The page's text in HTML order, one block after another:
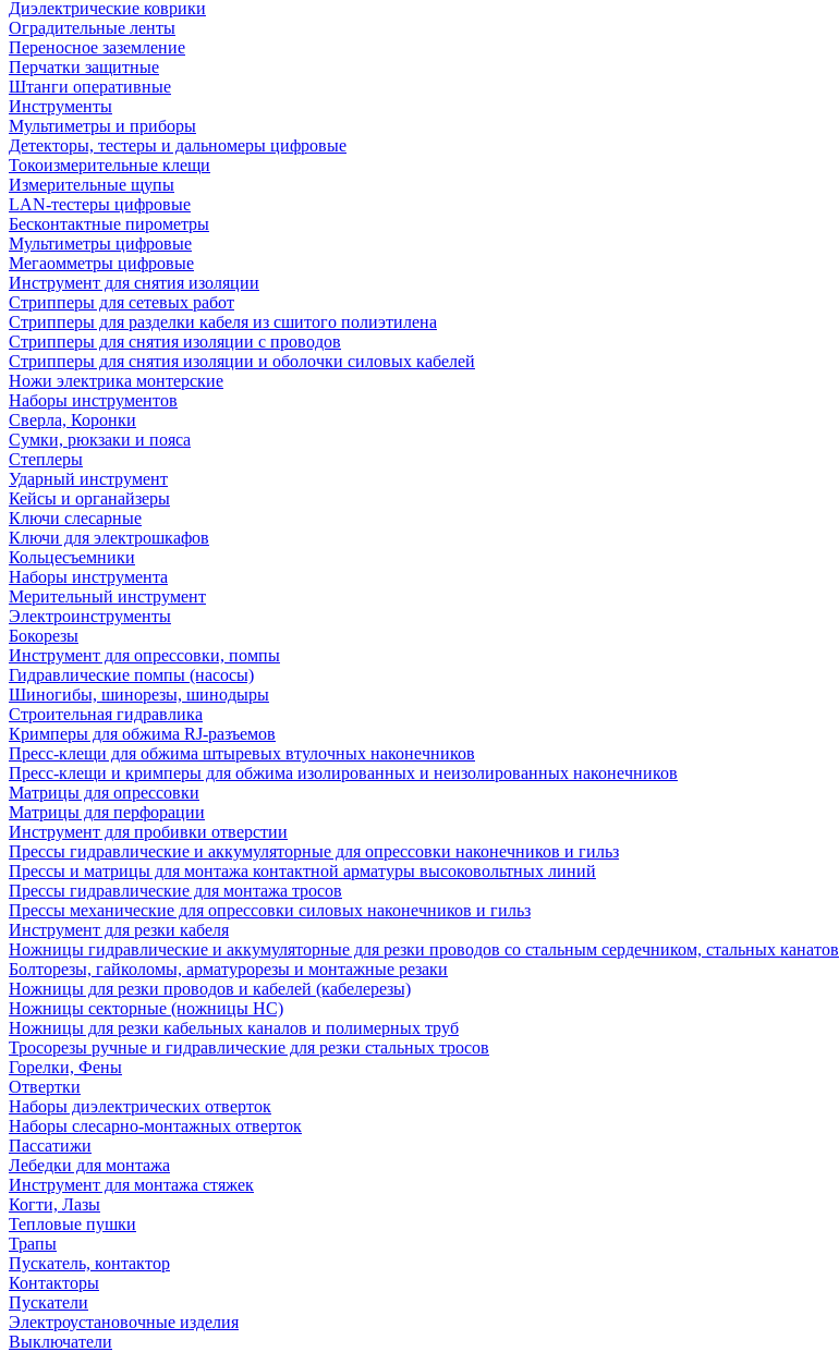
Диэлектрические коврики
Оградительные ленты
Переносное заземление
Перчатки защитные
Штанги оперативные
Инструменты
Мультиметры и приборы
Детекторы, тестеры и дальномеры цифровые
Токоизмерительные клещи
Измерительные щупы
LAN-тестеры цифровые
Бесконтактные пирометры
Мультиметры цифровые
Мегаомметры цифровые
Инструмент для снятия изоляции
Стрипперы для сетевых работ
Стрипперы для разделки кабеля из сшитого полиэтилена
Cтрипперы для снятия изоляции с проводов
Стрипперы для снятия изоляции и оболочки силовых кабелей
Ножи электрика монтерские
Наборы инструментов
Сверла, Коронки
Сумки, рюкзаки и пояса
Степлеры
Ударный инструмент
Кейсы и органайзеры
Ключи слесарные
Ключи для электрошкафов
Кольцесъемники
Наборы инструмента
Мерительный инструмент
Электроинструменты
Бокорезы
Инструмент для опрессовки, помпы
Гидравлические помпы (насосы)
Шиногибы, шинорезы, шинодыры
Строительная гидравлика
Кримперы для обжима RJ-разъемов
Пресс-клещи для обжима штыревых втулочных наконечников
Пресс-клещи и кримперы для обжима изолированных и неизолированных наконечников
Матрицы для опрессовки
Матрицы для перфорации
Инструмент для пробивки отверстии
Прессы гидравлические и аккумуляторные для опрессовки наконечников и гильз
Прессы и матрицы для монтажа контактной арматуры высоковольтных линий
Прессы гидравлические для монтажа тросов
Прессы механические для опрессовки силовых наконечников и гильз
Инструмент для резки кабеля
Ножницы гидравлические и аккумуляторные для резки проводов со стальным сердечником, стальных канатов
Болторезы, гайколомы, арматурорезы и монтажные резаки
Ножницы для резки проводов и кабелей (кабелерезы)
Ножницы секторные (ножницы НС)
Ножницы для резки кабельных каналов и полимерных труб
Тросорезы ручные и гидравлические для резки стальных тросов
Горелки, Фены
Отвертки
Наборы диэлектрических отверток
Наборы слесарно-монтажных отверток
Пассатижи
Лебедки для монтажа
Инструмент для монтажа стяжек
Когти, Лазы
Тепловые пушки
Трапы
Пускатель, контактор
Контакторы
Пускатели
Электроустановочные изделия
Выключатели